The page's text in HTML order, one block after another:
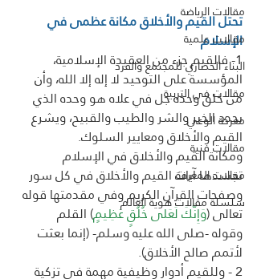
مقالات الرياضة
مقالات علمية
البناء الحضاري للمجتمع والفرد
مقالات فى التربية
معركة الوعي
مقالات فنية
مقالات المعرفة
سلسلة مقالات هوية العالم
تحتل القيم والأخلاق مكانة عظمى في
الإسلام
1- فالقيم جزء من العقيدة الإسلامية،
المؤسسة على التوحيد لا إله إلا الله، وأن
من خلق وحده جل في علاه هو وحده الذي
يحدد الخير والشر والطيب والقبيح، ويشرع
القيم والأخلاق ومعايير السلوك.
ومكانة القيم والأخلاق في الإسلام
تجسدها آيات القيم والأخلاق في كل سور
وصفحات القرآن الكريم وفي مقدمتها قوله
تعالى (وَإِنَّكَ لَعَلى خُلُقٍ عَظِيمٍ) القلم
وقوله -صلى الله عليه وسلم- (إنما بعثت
لأتمم صالح الأخلاق).
2 - وللقيم أدوار وظيفية مهمة في تزكية